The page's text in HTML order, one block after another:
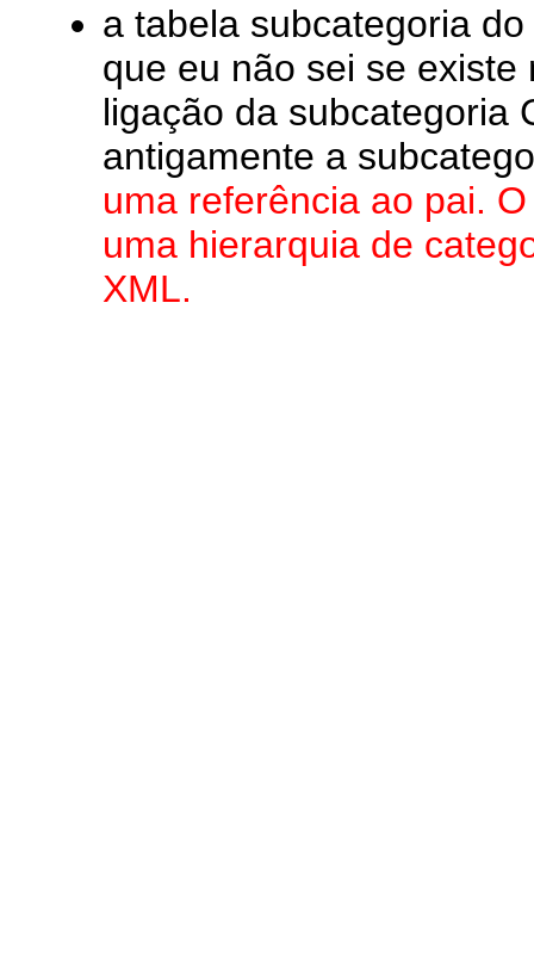
a tabela subcategoria
que eu não sei se
ligação da subcategoria
antigamente a
uma referência ao pai.
uma hierarquia de
XML.